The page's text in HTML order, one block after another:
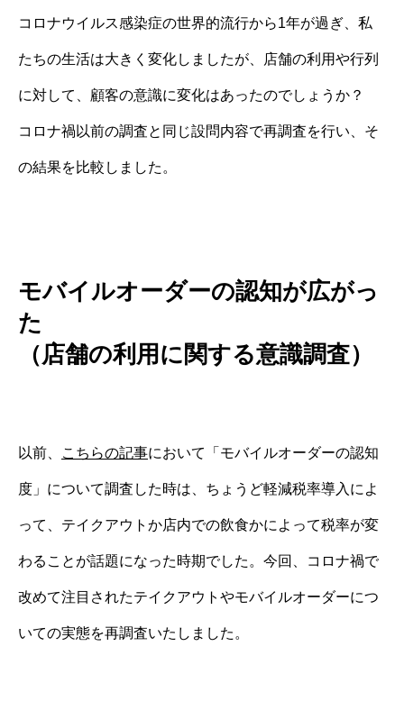
コロナウイルス感染症の世界的流行から1年が過ぎ、私
たちの生活は大きく変化しましたが、店舗の利用や行列
に対して、顧客の意識に変化はあったのでしょうか？
コロナ禍以前の調査と同じ設問内容で再調査を行い、そ
の結果を比較しました。
モバイルオーダーの認知が広がっ
た
（店舗の利用に関する意識調査）
以前、 こちらの記事において「モバイルオーダーの認知
度」について調査した時は、ちょうど軽減税率導入によ
って、テイクアウトか店内での飲食かによって税率が変
わることが話題になった時期でした。今回、コロナ禍で
改めて注目されたテイクアウトやモバイルオーダーにつ
いての実態を再調査いたしました。